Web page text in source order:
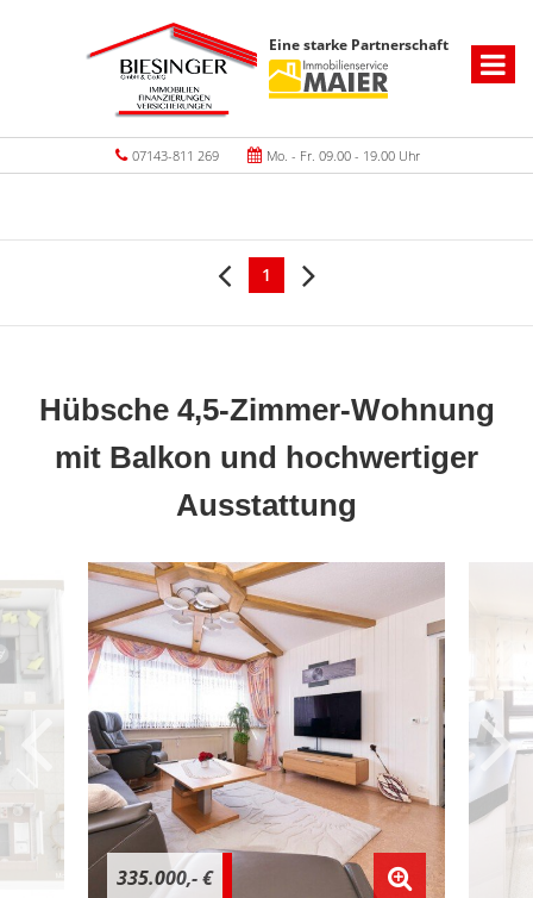
Eine starke Partnerschaft
07143-811 269 Mo. - Fr. 09.00 - 19.00 Uhr
1
Hübsche 4,5-Zimmer-Wohnung
mit Balkon und hochwertiger
Ausstattung
335.000,- €